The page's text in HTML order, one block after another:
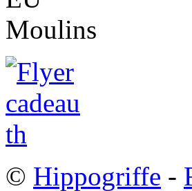
© Hippogriffe -